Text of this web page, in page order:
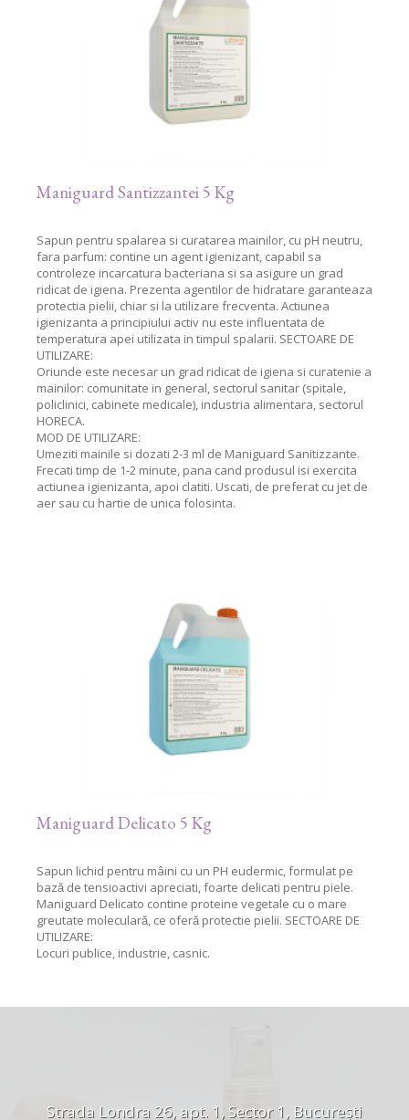
Maniguard Santizzantei 5 Kg
Sapun pentru spalarea si curatarea mainilor, cu pH neutru,
fara parfum: contine un agent igienizant, capabil sa
controleze incarcatura bacteriana si sa asigure un grad
ridicat de igiena. Prezenta agentilor de hidratare garanteaza
protectia pielii, chiar si la utilizare frecventa. Actiunea
igienizanta a principiului activ nu este influentata de
temperatura apei utilizata in timpul spalarii. SECTOARE DE
UTILIZARE:
Oriunde este necesar un grad ridicat de igiena si curatenie a
mainilor: comunitate in general, sectorul sanitar (spitale,
policlinici, cabinete medicale), industria alimentara, sectorul
HORECA.
MOD DE UTILIZARE:
Umeziti mainile si dozati 2-3 ml de Maniguard Sanitizzante.
Frecati timp de 1-2 minute, pana cand produsul isi exercita
actiunea igienizanta, apoi clatiti. Uscati, de preferat cu jet de
aer sau cu hartie de unica folosinta.
Maniguard Delicato 5 Kg
Sapun lichid pentru mâini cu un PH eudermic, formulat pe
bază de tensioactivi apreciati, foarte delicati pentru piele.
Maniguard Delicato contine proteine vegetale cu o mare
greutate moleculară, ce oferă protectie pielii. SECTOARE DE
UTILIZARE:
Locuri publice, industrie, casnic.
Strada Londra 26, apt. 1, Sector 1, București